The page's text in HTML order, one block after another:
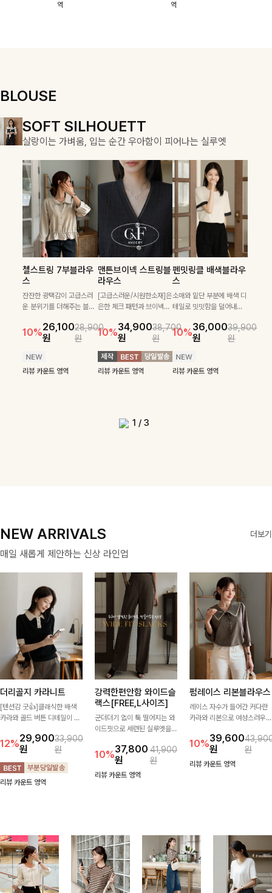
스에요🖤
역
할 수 있어요🤍
역
BLOUSE
SOFT SILHOUETT
살랑이는 가벼움, 입는 순간 우아함이 피어나는 실루엣
첼스트링 7부블라우
스
잔잔한 광택감이 고급스러
운 분위기를 더해주는 블라
프릴 밑단이 자연스럽게 실
루엣을 살려주며, 여유로운
스러운 무드를 완성해준답
니다 🤍
10%26,100
원
28,900
원
리뷰 카운트 영역
맨튼브이넥 스트링블
라우스
[고급스러운/시원한소재]은
은한 체크 패턴과 브이넥으
로 고급스러운 디테일을 넣
었으며 밑단스트링으로 핏
을 더욱 깔끔하게 잡아주는
블라우스예요 :)
10%34,900
원
38,700
원
리뷰 카운트 영역
펜밋링클 배색블라우
스
소매와 밑단 부분에 배색 디
테일로 밋밋함을 덜어내고
클 소재로 구김 걱정없이 즐
길 수 있는 블라우스랍니
10%36,000
원
39,900
원
리뷰 카운트 영역
COZY ESSENTIAL
매일의 일상을 부드럽게 감싸줄 니트 컬렉션
론클디 브이넥니트
부드럽게 몸을 감싸는 니트
짜임으로 편안한 착용감을
더해드리며 여유 있게 떨어
여리여리한 실루엣을 완성
해드려요 ✨ 단독은 물론 다
게 매치되는 데일리 니트랍
니다
10%원
원
리뷰 카운트 영역
칠스트라이프 카라7
부니트
[골드버튼/클래식무드🤍]
스트라이프 패턴으로 데일
이템입니다 카라넥 디자인
으로 깔끔한 이미지로 만들
어 주는 7부 니트입니다 ~
10%31,900
원
35,400
원
리뷰 카운트 영역
셀드펜던트 7부니트
넉넉한 핏으로 편하게 착용
가능한 심플&베이직 무드의
니트!레터리 펜던트로 고급
어요:D
10% 원
원
리뷰 카운트 영역
DOUBLE THE JOY
함께할 때 더욱 완벽한, 합리적인 선택으로 채우는 즐거움
필첸체크 스트링블라
우스+플레어스커트
SET
[활용도 좋은 투피스]은은한
테일이 어우러진 투피스 세
트입니다. 여유로운 상의와
풍성하게 퍼지는 롱스커트가
론, 단품으로도 다양하게 활
42,900
원
49,800
특스트라이프 링클원
피스+스트링자켓
SET
가볍고 시원한 링클 원피스
성되어 코디 고민 없이 완성
도 높은 스타일링을 연출해
주는 아이템 🤍 따로 또 같
이 활용하기 좋아 실용적이
며, 스트링 디테일로 다양한
69,900
원
79,400
원
헨틴링클 날개티셔츠
+치마바지SET
[텐션감↑/구김↓]가볍게
입기만 해도 코디가 완성되
럽게 퍼지는 프릴 날개 소매
가 우아한 포인트를 더해드
립니다💕 잔잔한 링클 텍스
처 소재와 편안한 허리밴딩
으로 하루 종일 산뜻하고 쾌
12%29,900
원
33,900
원
리뷰 카운트 영역
1 / 3
NEW ARRIVALS 더보기
매일 새롭게 제안하는 신상 라인업
더리골지 카라니트
[텐션감 굿👍]클래식한 배색
카라와 골드 버튼 디테일이 세
입니다. 세로 골지 짜임이 슬림
한 실루엣을 연출해 단정하면
서도 여성스러운 무드를 완성
해드려요.
12%29,900
원
33,900
원
리뷰 카운트 영역
강력한편안함 와이드슬
랙스[FREE,L사이즈]
군더더기 없이 툭 떨어지는 와
이드핏으로 세련된 실루엣을
끔한 디자인과 롱한 기장감으
로 다리가 길어 보이고 뒷밴딩
으로 편안하기까지-
10%37,800
원
41,900
원
리뷰 카운트 영역
펌레이스 리본블라우스
레이스 자수가 들어간 커다란
카라와 리본으로 여성스러우면
껴지는 블라우스에요🤎
10%39,600
원
원
리뷰 카운트 영역